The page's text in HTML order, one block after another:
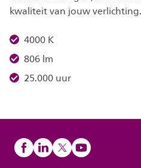
kwaliteit van jouw verlichting.
4000 K
806 lm
25.000 uur